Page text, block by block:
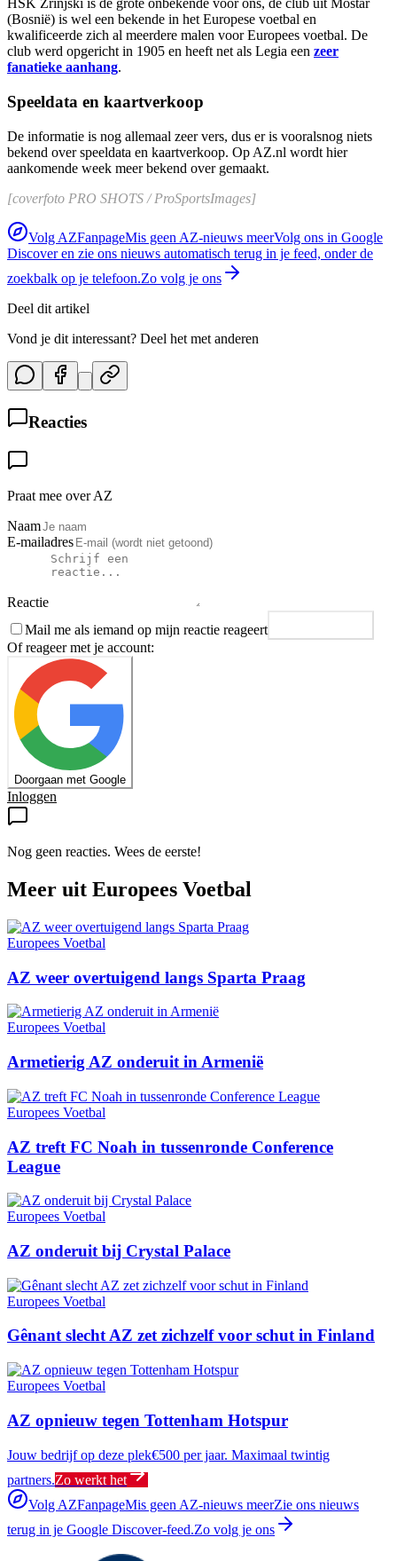
HŠK Zrinjski is de grote onbekende voor ons, de club uit Mostar
(Bosnië) is wel een bekende in het Europese voetbal en
kwalificeerde zich al meerdere malen voor Europees voetbal. De
club werd opgericht in 1905 en heeft net als Legia een zeer
fanatieke aanhang.
Speeldata en kaartverkoop
De informatie is nog allemaal zeer vers, dus er is vooralsnog niets
bekend over speeldata en kaartverkoop. Op AZ.nl wordt hier
aankomende week meer bekend over gemaakt.
[coverfoto PRO SHOTS / ProSportsImages]
Volg AZFanpageMis geen AZ-nieuws meerVolg ons in Google
Discover en zie ons nieuws automatisch terug in je feed, onder de
zoekbalk op je telefoon.Zo volg je ons
Deel dit artikel
Vond je dit interessant? Deel het met anderen
Reacties
Praat mee over AZ
Naam
E-mailadres
Reactie
Mail me als iemand op mijn reactie reageert
Of reageer met je account:
Doorgaan met Google
Inloggen
Nog geen reacties. Wees de eerste!
Meer uit Europees Voetbal
Europees Voetbal
AZ weer overtuigend langs Sparta Praag
Europees Voetbal
Armetierig AZ onderuit in Armenië
Europees Voetbal
AZ treft FC Noah in tussenronde Conference
League
Europees Voetbal
AZ onderuit bij Crystal Palace
Europees Voetbal
Gênant slecht AZ zet zichzelf voor schut in Finland
Europees Voetbal
AZ opnieuw tegen Tottenham Hotspur
Jouw bedrijf op deze plek€500 per jaar. Maximaal twintig
partners.Zo werkt het
Volg AZFanpageMis geen AZ-nieuws meerZie ons nieuws
terug in je Google Discover-feed.Zo volg je ons